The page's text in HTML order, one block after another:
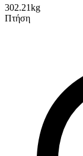
302.21kg
Πτήση